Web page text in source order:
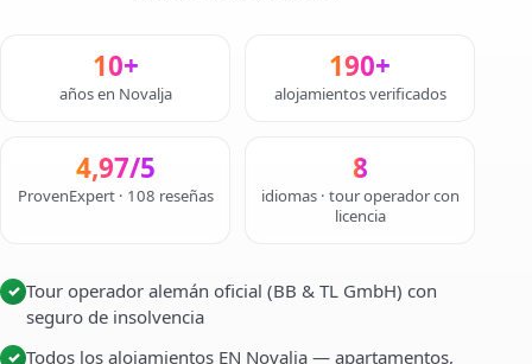
10+
años en Novalja
190+
alojamientos verificados
4,97/5
ProvenExpert · 108 reseñas
8
idiomas · tour operador con
licencia
✓ Tour operador alemán oficial (BB & TL GmbH) con
seguro de insolvencia
✓ Todos los alojamientos EN Novalja — apartamentos,